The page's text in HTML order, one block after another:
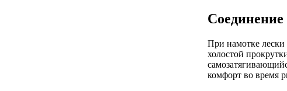
При намотке лески
холостой
комфорт во время